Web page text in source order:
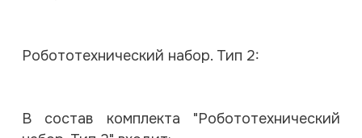
Робототехнический набор. Тип 2:
В состав комплекта "Робототехнический